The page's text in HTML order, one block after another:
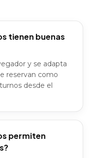
tienen buenas
y se adapta
reservan como
desde el
permiten